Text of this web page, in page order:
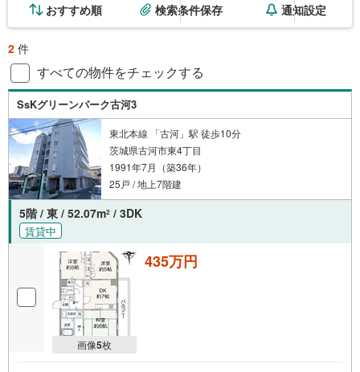
おすすめ順 検索条件保存 通知設定
2 件
すべての物件をチェックする
SsKグリーンパーク古河3
東北本線 「古河」駅 徒歩10分
茨城県古河市東4丁目
1991年7月（築36年）
25戸 / 地上7階建
5階 / 東 / 52.07m2 / 3DK
賃貸中
画像5枚
435万円